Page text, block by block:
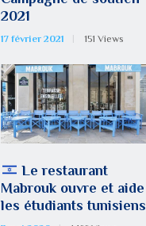
2021
17 février 2021 151 Views
Le restaurant
Mabrouk ouvre et aide
les étudiants tunisiens